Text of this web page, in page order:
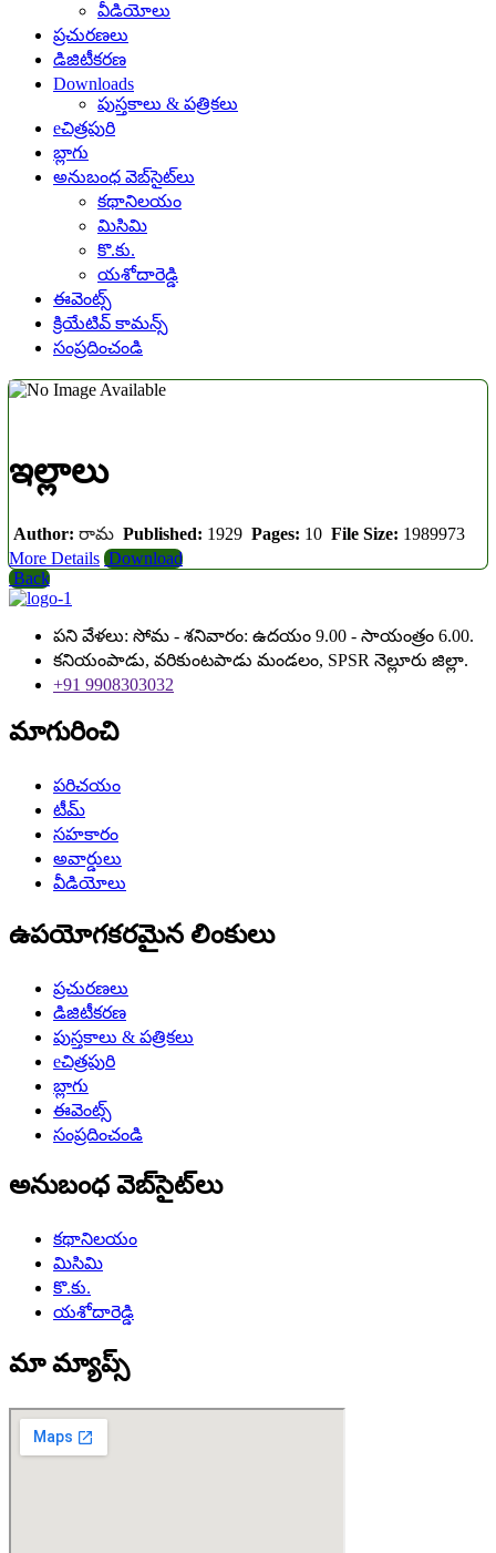
వీడియోలు
ప్రచురణలు
డిజిటీకరణ
Downloads
పుస్తకాలు & పత్రికలు
eచిత్రపురి
బ్లాగు
అనుబంధ వెబ్‌సైట్‌లు
కథానిలయం
మిసిమి
కొ.కు.
యశోదారెడ్డి
ఈవెంట్స్
క్రియేటివ్ కామన్స్
సంప్రదించండి
ఇల్లాలు
Author: రామ Published: 1929 Pages: 10 File Size: 1989973
More Details Download
Back
పని వేళలు: సోమ - శనివారం: ఉదయం 9.00 - సాయంత్రం 6.00.
కనియంపాడు, వరికుంటపాడు మండలం, SPSR నెల్లూరు జిల్లా.
+91 9908303032
మాగురించి
పరిచయం
టీమ్
సహకారం
అవార్డులు
వీడియోలు
ఉపయోగకరమైన లింకులు
ప్రచురణలు
డిజిటీకరణ
పుస్తకాలు & పత్రికలు
eచిత్రపురి
బ్లాగు
ఈవెంట్స్
సంప్రదించండి
అనుబంధ వెబ్‌సైట్‌లు
కథానిలయం
మిసిమి
కొ.కు.
యశోదారెడ్డి
మా మ్యాప్స్